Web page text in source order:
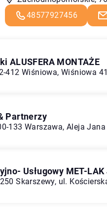
48577927456
ALUSFERA MONTAŻE
412 Wiśniowa, Wiśniowa
Partnerzy
133 Warszawa, Aleja Jana
Usługowy MET-
Skarszewy, ul.